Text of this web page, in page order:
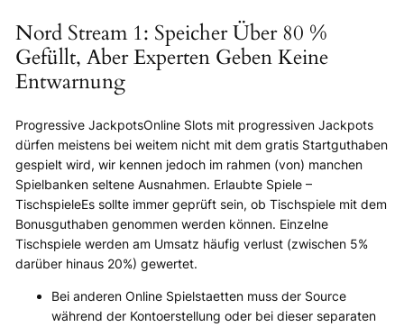
Nord Stream 1: Speicher Über 80 %
Gefüllt, Aber Experten Geben Keine
Entwarnung
Progressive JackpotsOnline Slots mit progressiven Jackpots
dürfen meistens bei weitem nicht mit dem gratis Startguthaben
gespielt wird, wir kennen jedoch im rahmen (von) manchen
Spielbanken seltene Ausnahmen. Erlaubte Spiele –
TischspieleEs sollte immer geprüft sein, ob Tischspiele mit dem
Bonusguthaben genommen werden können. Einzelne
Tischspiele werden am Umsatz häufig verlust (zwischen 5%
darüber hinaus 20%) gewertet.
Bei anderen Online Spielstaetten muss der Source
während der Kontoerstellung oder bei dieser separaten